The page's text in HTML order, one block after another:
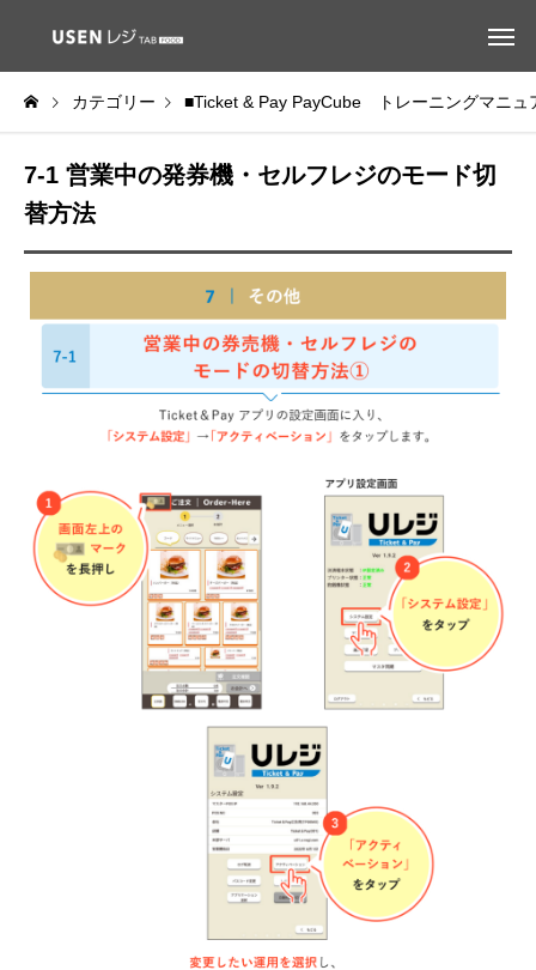
カテゴリー ■Ticket & Pay PayCube トレーニングマニュ
7-1 営業中の発券機・セルフレジのモード切
替方法